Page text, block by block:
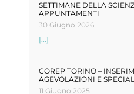
SETTIMANE DELLA
APPUNTAMENTI
30 Giugno 2026
[...]
COREP TORINO –
AGEVOLAZIONI E
11 Giugno 2025